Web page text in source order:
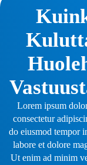
Lorem ipsum
consectetur
do eiusmod tempor
labore et dolore
Ut enim ad minim